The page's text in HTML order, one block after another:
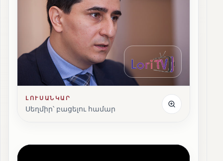
ԼՈՒՍԱՆԿԱՐ
Սեղմիր՝ բացելու համար